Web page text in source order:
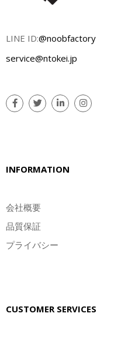
LINE ID:@noobfactory
service@ntokei.jp
INFORMATION
会社概要
品質保証
プライバシー
CUSTOMER SERVICES